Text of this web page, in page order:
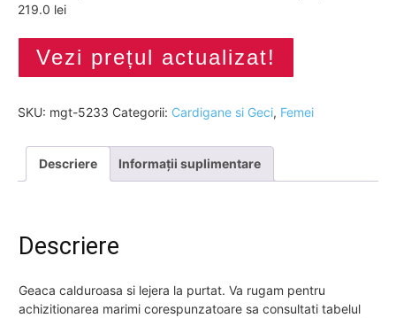
219.0 lei
Vezi prețul actualizat!
SKU: mgt-5233 Categorii: Cardigane si Geci, Femei
Descriere Informații suplimentare
Descriere
Geaca calduroasa si lejera la purtat. Va rugam pentru
achizitionarea marimi corespunzatoare sa consultati tabelul